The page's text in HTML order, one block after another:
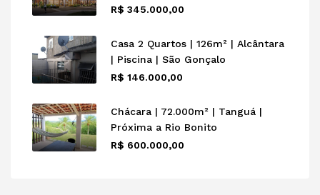
R$ 345.000,00
Casa 2 Quartos | 126m² | Alcântara
| Piscina | São Gonçalo
R$ 146.000,00
Chácara | 72.000m² | Tanguá |
Próxima a Rio Bonito
R$ 600.000,00